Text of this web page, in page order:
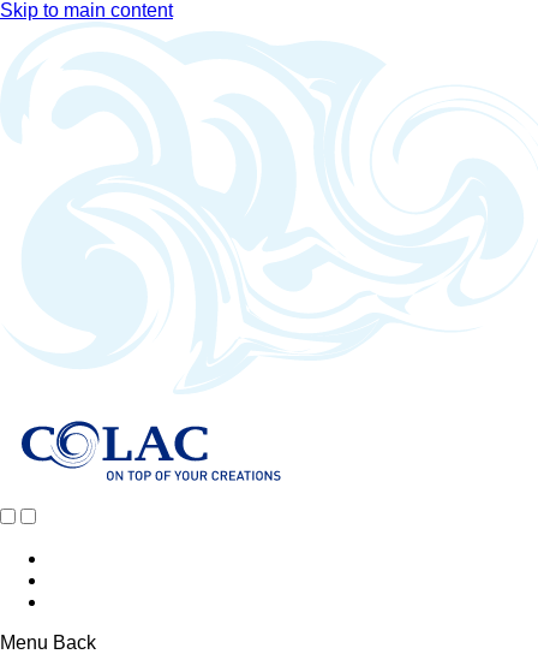
Skip to main content
Menu Back